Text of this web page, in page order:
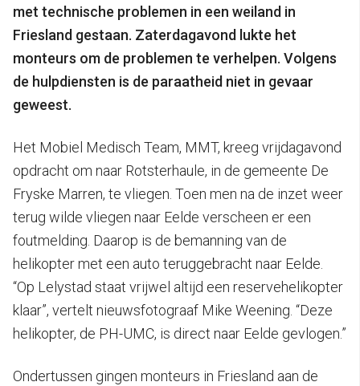
met technische problemen in een weiland in
Friesland gestaan. Zaterdagavond lukte het
monteurs om de problemen te verhelpen. Volgens
de hulpdiensten is de paraatheid niet in gevaar
geweest.
Het Mobiel Medisch Team, MMT, kreeg vrijdagavond
opdracht om naar Rotsterhaule, in de gemeente De
Fryske Marren, te vliegen. Toen men na de inzet weer
terug wilde vliegen naar Eelde verscheen er een
foutmelding. Daarop is de bemanning van de
helikopter met een auto teruggebracht naar Eelde.
“Op Lelystad staat vrijwel altijd een reservehelikopter
klaar”, vertelt nieuwsfotograaf Mike Weening. “Deze
helikopter, de PH-UMC, is direct naar Eelde gevlogen.”
Ondertussen gingen monteurs in Friesland aan de